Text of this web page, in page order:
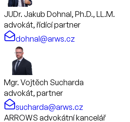
JUDr. Jakub Dohnal, Ph.D., LL.M.
advokát, řídící partner
dohnal@arws.cz
Mgr. Vojtěch Sucharda
advokát, partner
sucharda@arws.cz
ARROWS advokátní kancelář